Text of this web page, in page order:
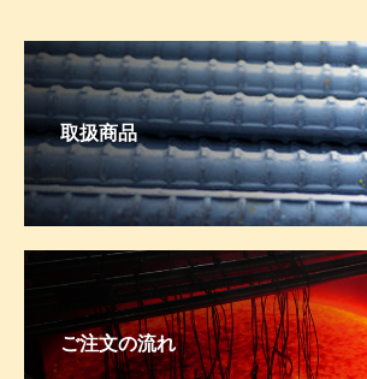
取扱商品
ご注文の流れ